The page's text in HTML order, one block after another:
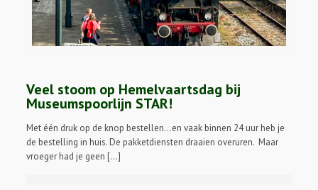
Veel stoom op Hemelvaartsdag bij
Museumspoorlijn STAR!
Met één druk op de knop bestellen…en vaak binnen 24 uur heb je
de bestelling in huis. De pakketdiensten draaien overuren. Maar
vroeger had je geen […]